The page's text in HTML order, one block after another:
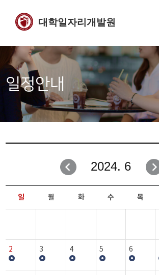
대학일자리개발원
일정안내
2024. 6
일 월 화 수 목
2 3 4 5 6